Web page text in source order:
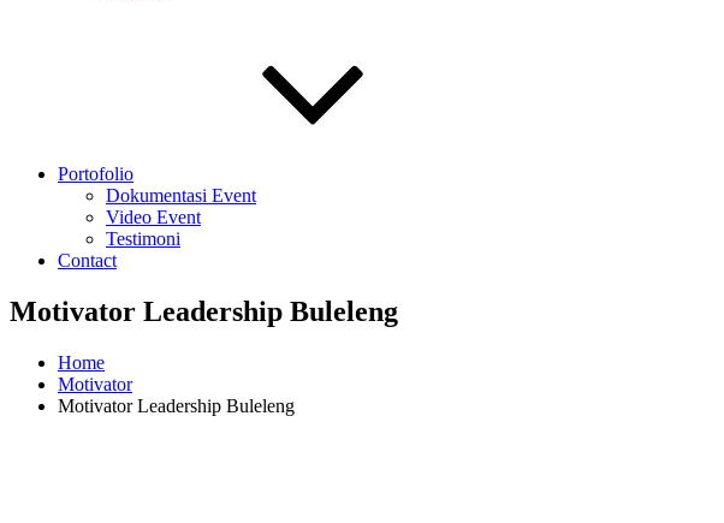
Portofolio
Dokumentasi Event
Video Event
Testimoni
Contact
Motivator Leadership Buleleng
Home
Motivator
Motivator Leadership Buleleng